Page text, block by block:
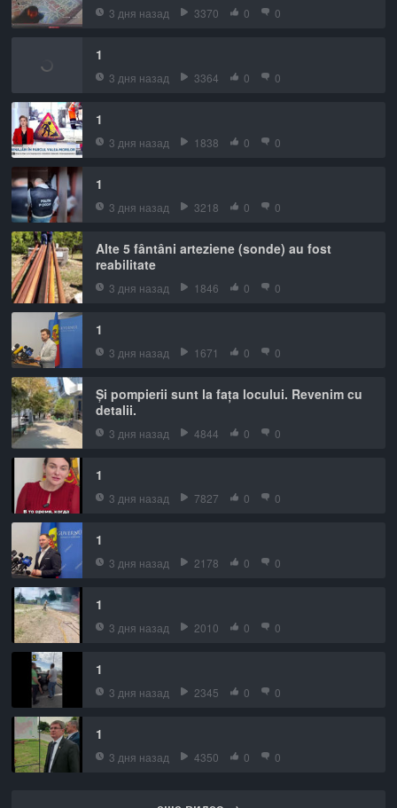
3 дня назад 3370 0 0
1
3 дня назад 3364 0 0
1
3 дня назад 1838 0 0
1
3 дня назад 3218 0 0
Alte 5 fântâni arteziene (sonde) au fost
reabilitate
3 дня назад 1846 0 0
1
3 дня назад 1671 0 0
Și pompierii sunt la fața locului. Revenim cu
detalii.
3 дня назад 4844 0 0
1
3 дня назад 7827 0 0
1
3 дня назад 2178 0 0
1
3 дня назад 2010 0 0
1
3 дня назад 2345 0 0
1
3 дня назад 4350 0 0